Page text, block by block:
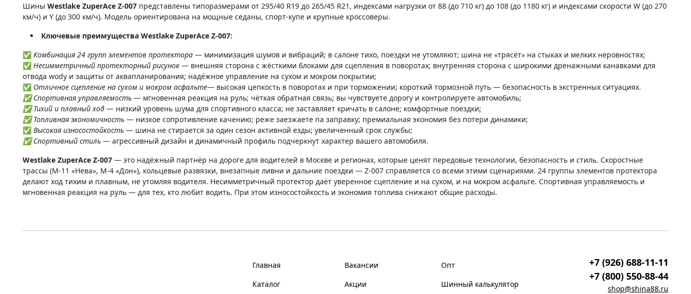
Шины Westlake ZuperAce Z-007 представлены типоразмерами от 295/40 R19 до 265/45 R21, индексами нагрузки от 88 (до 710 кг) до 108 (до 1180 кг) и индексами скорости W (до 270
км/ч) и Y (до 300 км/ч). Модель ориентирована на мощные седаны, спорт-купе и крупные кроссоверы.
Ключевые преимущества Westlake ZuperAce Z-007:
✅ Комбинация 24 групп элементов протектора — минимизация шумов и вибраций; в салоне тихо, поездки не утомляют; шина не «трясёт» на стыках и мелких неровностях;
✅ Несимметричный протекторный рисунок— внешняя сторона с жёсткими блоками для сцепления в поворотах; внутренняя сторона с широкими дренажными канавками для
отвода wody и защиты от аквапланирования; надёжное управление на сухом и мокром покрытии;
✅ Отличное сцепление на сухом и мокром асфальте— высокая цепкость в поворотах и при торможении; короткий тормозной путь — безопасность в экстренных ситуациях.
✅ Спортивная управляемость — мгновенная реакция на руль; чёткая обратная связь; вы чувствуете дорогу и контролируете автомобиль;
✅ Тихий и плавный ход — низкий уровень шума для спортивного класса; не заставляет кричать в салоне; комфортные поездки;
✅ Топливная экономичность — низкое сопротивление качению; реже заезжаете na заправку; премиальная экономия без потери динамики;
✅ Высокая износостойкость — шина не стирается за один сезон активной езды; увеличенный срок службы;
✅ Спортивный стиль — агрессивный дизайн и динамичный профиль подчеркнут характер вашего автомобиля.
Westlake ZuperAce Z-007 — это надёжный партнёр на дороге для водителей в Москве и регионах, которые ценят передовые технологии, безопасность и стиль. Скоростные
трассы (М-11 «Нева», М-4 «Дон»), кольцевые развязки, внезапные ливни и дальние поездки — Z-007 справляется со всеми этими сценариями. 24 группы элементов протектора
делают ход тихим и плавным, не утомляя водителя. Несимметричный протектор даёт уверенное сцепление и на сухом, и на мокром асфальте. Спортивная управляемость и
мгновенная реакция на руль — для тех, кто любит водить. При этом износостойкость и экономия топлива снижают общие расходы.
Главная
Каталог
Вакансии
Акции
Опт
Шинный калькулятор
+7 (926) 688-11-11
+7 (800) 550-88-44
shop@shina88.ru